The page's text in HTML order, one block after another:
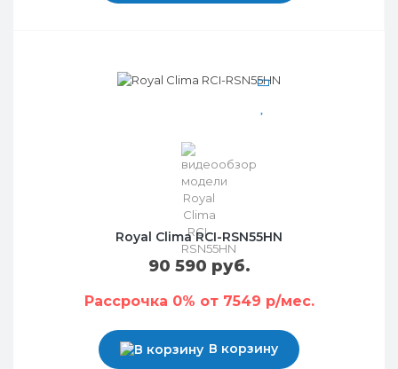
Royal Clima RCI-RSN55HN
90 590 руб.
Рассрочка 0% от 7549 р/мес.
В корзину